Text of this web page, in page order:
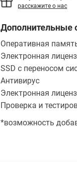
расскажите о нас
Дополнительные
Оперативная
Электронная
SSD с переносом
Антивирус
Электронная
Проверка и
*возможность